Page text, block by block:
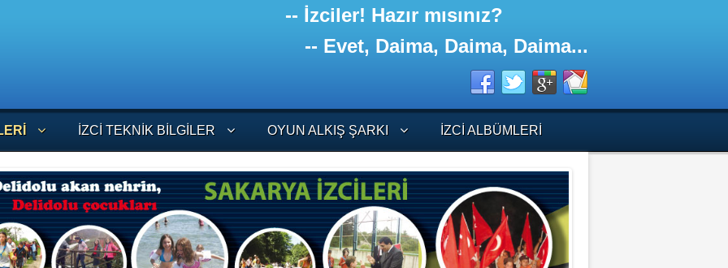
-- İzciler! Hazır mısınız?
-- Evet, Daima, Daima, Daima...
İZCI TEKNIK BILGILER OYUN ALKIŞ ŞARKI İZCI ALBÜMLERI